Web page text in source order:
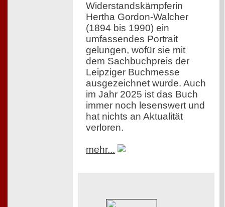
Widerstandskämpferin
Hertha Gordon-Walcher
(1894 bis 1990) ein
umfassendes Portrait
gelungen, wofür sie mit
dem Sachbuchpreis der
Leipziger Buchmesse
ausgezeichnet wurde. Auch
im Jahr 2025 ist das Buch
immer noch lesenswert und
hat nichts an Aktualität
verloren.
mehr...